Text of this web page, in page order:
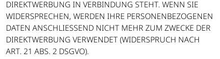
DIREKTWERBUNG IN VERBINDUNG STEHT. WENN SIE
WIDERSPRECHEN, WERDEN IHRE PERSONENBEZOGENEN
DATEN ANSCHLIESSEND NICHT MEHR ZUM ZWECKE DER
DIREKTWERBUNG VERWENDET (WIDERSPRUCH NACH
ART. 21 ABS. 2 DSGVO).